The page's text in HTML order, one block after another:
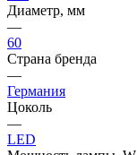
Диаметр, мм
—
60
Страна бренда
—
Германия
Цоколь
—
LED